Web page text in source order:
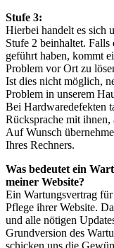
Stufe 3:
Hierbei handelt es sich
Stufe 2 beinhaltet.
geführt haben, kommt
Problem vor Ort zu
Ist dies nicht möglich,
Problem in unserem
Bei Hardwaredefekten
Rücksprache mit ihnen,
Auf Wunsch
Ihres Rechners.
Was bedeutet ein
meiner Website?
Ein Wartungsvertrag
Pflege ihrer Website.
und alle nötigen
Grundversion des
schicken uns die